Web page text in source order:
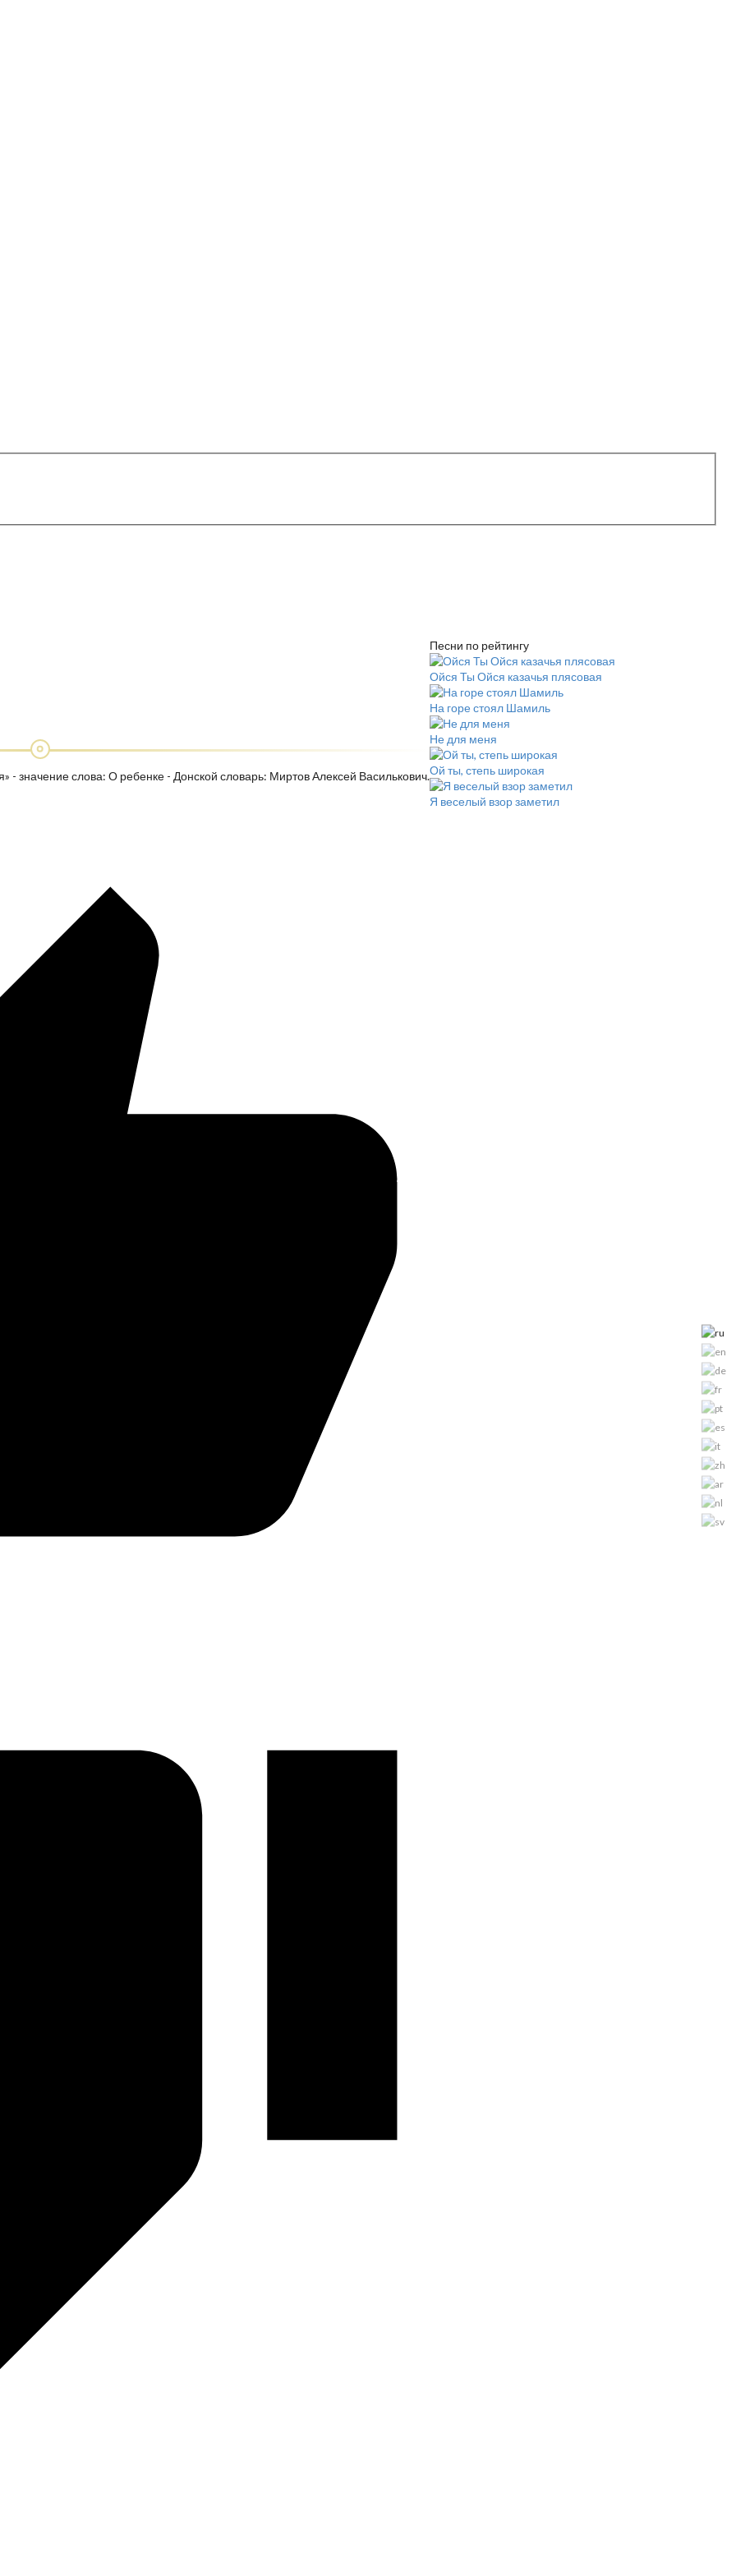
- значение слова: О ребенке - Донской словарь: Миртов Алексей Василькович.
Песни по рейтингу
Ойся Ты Ойся казачья плясовая
На горе стоял Шамиль
Не для меня
Ой ты, степь широкая
Я веселый взор заметил